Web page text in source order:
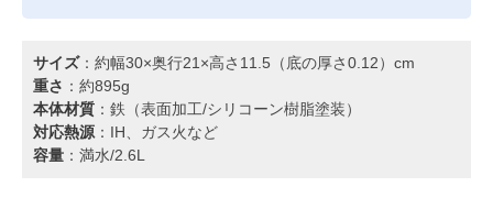
サイズ：約幅30×奥行21×高さ11.5（底の厚さ0.12）cm
重さ ：約895g
本体材質 ：鉄（表面加工/シリコーン樹脂塗装）
対応熱源 ：IH、ガス火など
容量 ：満水/2.6L